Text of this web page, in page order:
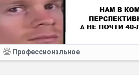
Профессиональное